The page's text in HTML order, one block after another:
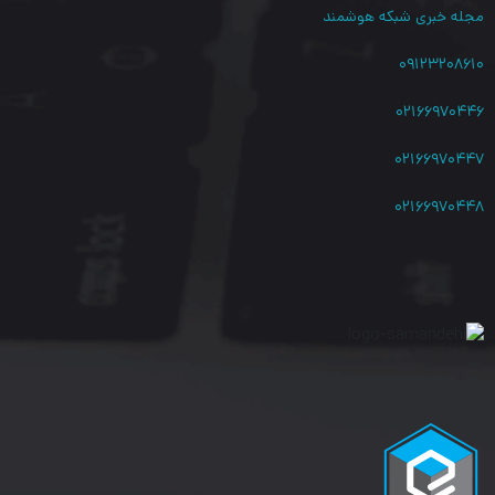
مجله خبری شبکه هوشمند
۰۹۱۲۳۲۰۸۶۱۰
۰۲۱۶۶۹۷۰۴۴۶
۰۲۱۶۶۹۷۰۴۴۷
۰۲۱۶۶۹۷۰۴۴۸